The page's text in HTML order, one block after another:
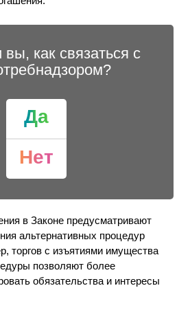
вы, как связаться с
Да
Нет
в Законе предусматривают
альтернативных процедур
торгов с изъятиями имущества
позволяют более
обязательства и интересы